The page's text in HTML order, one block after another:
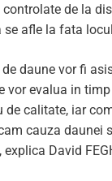
controlate de la
se afle la fata
daune vor fi
vor evalua in
de calitate, iar
cauza daunei
explica David